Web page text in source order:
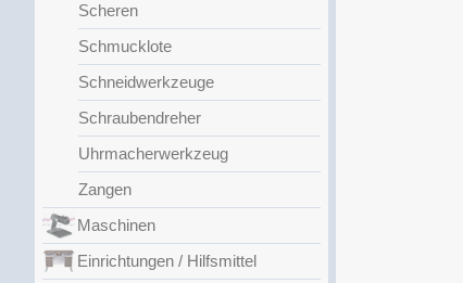
Scheren
Schmucklote
Schneidwerkzeuge
Schraubendreher
Uhrmacherwerkzeug
Zangen
Maschinen
Einrichtungen / Hilfsmittel